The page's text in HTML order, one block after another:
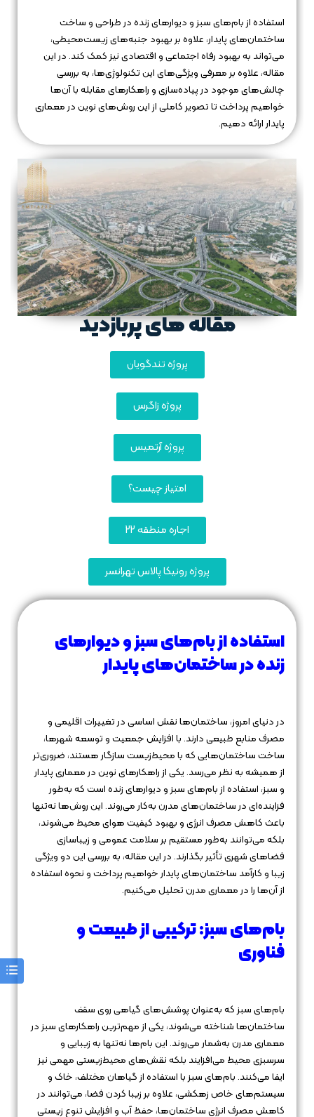
استفاده از بام‌های سبز و دیوارهای زنده در طراحی و ساخت
ساختمان‌های پایدار، علاوه بر بهبود جنبه‌های زیست‌محیطی،
می‌تواند به بهبود رفاه اجتماعی و اقتصادی نیز کمک کند. در این
مقاله، علاوه بر معرفی ویژگی‌های این تکنولوژی‌ها، به بررسی
چالش‌های موجود در پیاده‌سازی و راهکارهای مقابله با آن‌ها
خواهیم پرداخت تا تصویر کاملی از این روش‌های نوین در معماری
پایدار ارائه دهیم.
مقاله های پربازدید
پروژه تندگویان
پروژه زاگرس
پروژه آرتمیس
امتیاز چیست؟
اجاره منطقه 22
پروژه رونیکا پالاس تهرانسر
استفاده از بام‌های سبز و دیوارهای
زنده در ساختمان‌های پایدار
در دنیای امروز، ساختمان‌ها نقش اساسی در تغییرات اقلیمی و
مصرف منابع طبیعی دارند. با افزایش جمعیت و توسعه شهرها،
ساخت ساختمان‌هایی که با محیط‌زیست سازگار هستند، ضروری‌تر
از همیشه به نظر می‌رسد. یکی از راهکارهای نوین در معماری پایدار
و سبز، استفاده از بام‌های سبز و دیوارهای زنده است که به‌طور
فزاینده‌ای در ساختمان‌های مدرن به‌کار می‌روند. این روش‌ها نه‌تنها
باعث کاهش مصرف انرژی و بهبود کیفیت هوای محیط می‌شوند،
بلکه می‌توانند به‌طور مستقیم بر سلامت عمومی و زیباسازی
فضاهای شهری تأثیر بگذارند. در این مقاله، به بررسی این دو ویژگی
زیبا و کارآمد ساختمان‌های پایدار خواهیم پرداخت و نحوه استفاده
از آن‌ها را در معماری مدرن تحلیل می‌کنیم.
بام‌های سبز: ترکیبی از طبیعت و
فناوری
بام‌های سبز که به‌عنوان پوشش‌های گیاهی روی سقف
ساختمان‌ها شناخته می‌شوند، یکی از مهم‌ترین راهکارهای سبز در
معماری مدرن به‌شمار می‌روند. این بام‌ها نه‌تنها به زیبایی و
سرسبزی محیط می‌افزایند بلکه نقش‌های محیط‌زیستی مهمی نیز
ایفا می‌کنند. بام‌های سبز با استفاده از گیاهان مختلف، خاک و
سیستم‌های خاص زهکشی، علاوه بر زیبا کردن فضا، می‌توانند در
کاهش مصرف انرژی ساختمان‌ها، حفظ آب و افزایش تنوع زیستی